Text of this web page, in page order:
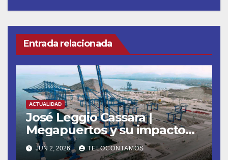
Entrada relacionada
ACTUALIDAD
José Leggio Cassara |
Megapuertos y su impacto
en el turismo y el comercio
global
JUN 2, 2026 TELOCONTAMOS